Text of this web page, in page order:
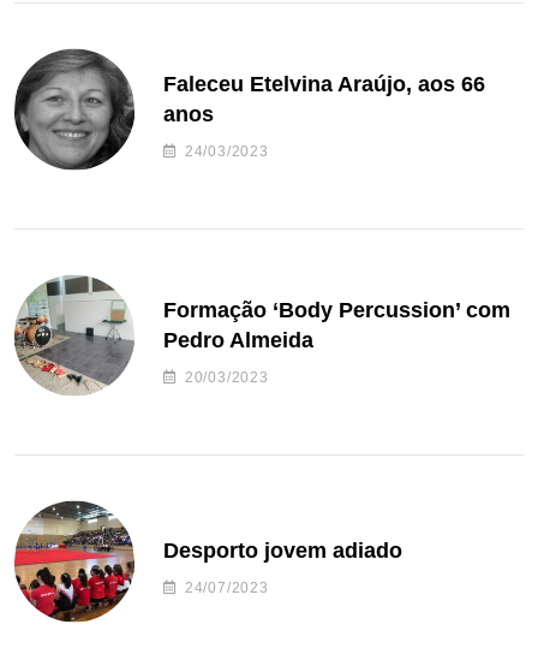
Faleceu Etelvina Araújo, aos 66
anos
24/03/2023
Formação ‘Body Percussion’ com
Pedro Almeida
20/03/2023
Desporto jovem adiado
24/07/2023